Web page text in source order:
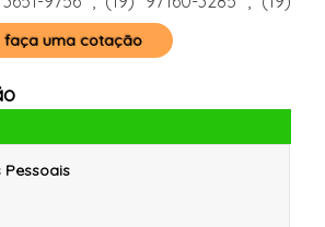
faça uma cotação
Pessoais